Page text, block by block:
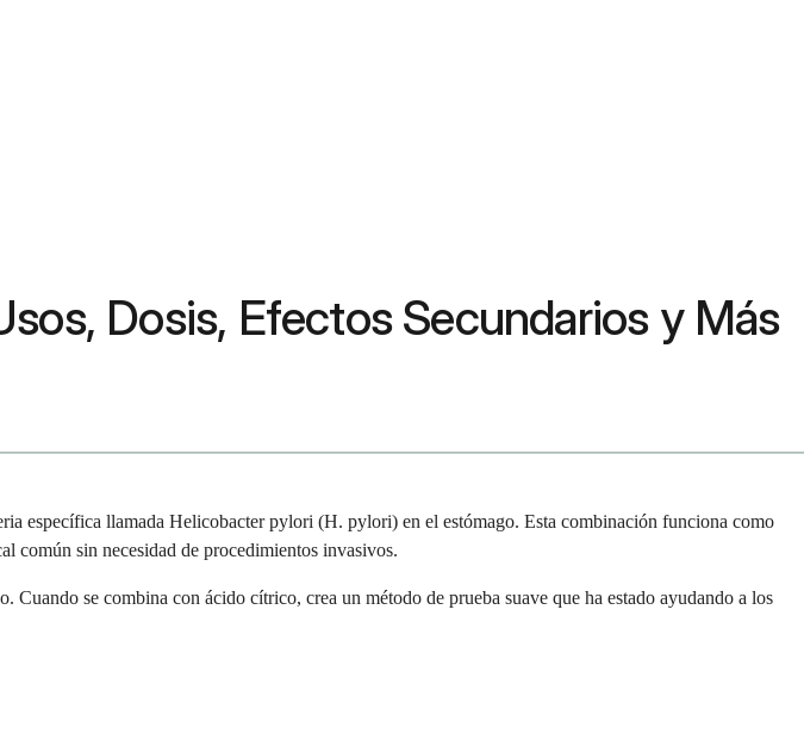
Dosis, Efectos Secundarios y Más
específica llamada Helicobacter pylori (H. pylori) en el estómago. Esta combinación funciona como
común sin necesidad de procedimientos invasivos.
se combina con ácido cítrico, crea un método de prueba suave que ha estado ayudando a los